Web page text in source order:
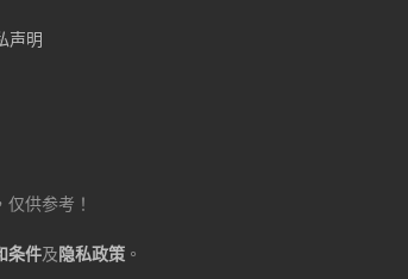
声明
供参考！
条件及隐私政策 。